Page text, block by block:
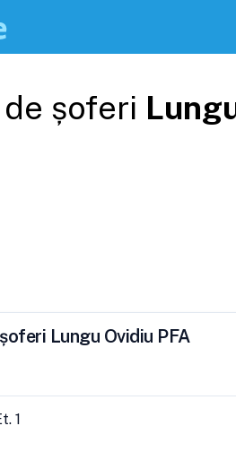
șoferi
Lungu Ovidiu PFA
1